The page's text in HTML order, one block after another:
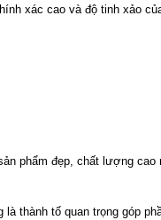
xác cao và độ tinh xảo
phẩm đẹp, chất lượng cao
thành tố quan trọng góp